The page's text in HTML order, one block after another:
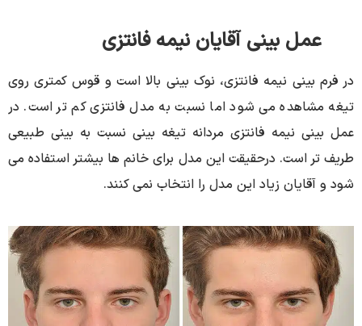
عمل بینی آقایان نیمه فانتزی
در فرم بینی نیمه فانتزی، نوک بینی بالا است و قوس کمتری روی
تیغه مشاهده می شود اما نسبت به مدل فانتزی کم تر است. در
عمل بینی نیمه فانتزی مردانه تیغه بینی نسبت به بینی طبیعی
طریف تر است. درحقیقت این مدل برای خانم ها بیشتر استفاده می
شود و آقایان زیاد این مدل را انتخاب نمی کنند.